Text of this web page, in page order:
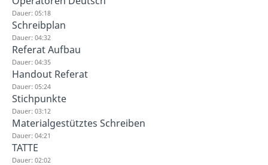
Dauer: 05:18
Schreibplan
Dauer: 04:32
Referat Aufbau
Dauer: 04:35
Handout Referat
Dauer: 05:24
Stichpunkte
Dauer: 03:12
Materialgestütztes Schreiben
Dauer: 04:21
TATTE
Dauer: 02:02